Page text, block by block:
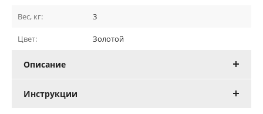
Вес, кг: 3
Цвет: Золотой
Описание
Инструкции